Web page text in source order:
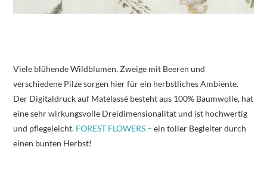
Viele blühende Wildblumen, Zweige mit Beeren und
verschiedene Pilze sorgen hier für ein herbstliches Ambiente.
Der Digitaldruck auf Matelassé besteht aus 100% Baumwolle, hat
eine sehr wirkungsvolle Dreidimensionalität und ist hochwertig
und pflegeleicht. FOREST FLOWERS – ein toller Begleiter durch
einen bunten Herbst!